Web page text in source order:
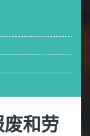
废和劳